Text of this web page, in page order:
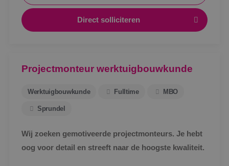
Direct solliciteren
Projectmonteur werktuigbouwkunde
Werktuigbouwkunde Fulltime MBO
Sprundel
Wij zoeken gemotiveerde projectmonteurs. Je hebt
oog voor detail en streeft naar de hoogste kwaliteit.